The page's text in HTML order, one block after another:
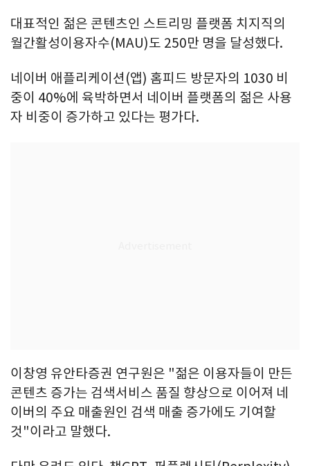
대표적인 젊은 콘텐츠인 스트리밍 플랫폼 치지직의
월간활성이용자수(MAU)도 250만 명을 달성했다.
네이버 애플리케이션(앱) 홈피드 방문자의 1030 비
중이 40%에 육박하면서 네이버 플랫폼의 젊은 사용
자 비중이 증가하고 있다는 평가다.
이창영 유안타증권 연구원은 "젊은 이용자들이 만든
콘텐츠 증가는 검색서비스 품질 향상으로 이어져 네
이버의 주요 매출원인 검색 매출 증가에도 기여할
것"이라고 말했다.